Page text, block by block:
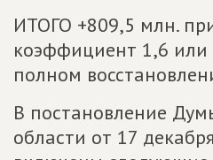
ИТОГО +809,5 млн.
коэффициент 1,6 или
полном
В постановление
области от 17